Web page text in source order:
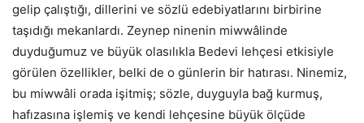
gelip çalıştığı, dillerini ve sözlü edebiyatlarını birbirine
taşıdığı mekanlardı. Zeynep ninenin miwwâlinde
duyduğumuz ve büyük olasılıkla Bedevi lehçesi etkisiyle
görülen özellikler, belki de o günlerin bir hatırası. Ninemiz,
bu miwwâli orada işitmiş; sözle, duyguyla bağ kurmuş,
hafızasına işlemiş ve kendi lehçesine büyük ölçüde